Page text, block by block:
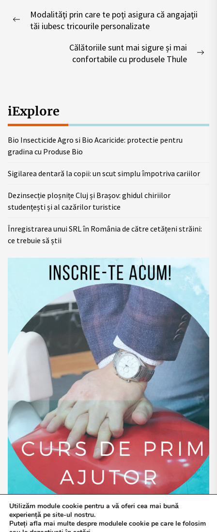
navigation
Previous
Modalităţi prin care te poţi asigura că angajaţii
tăi iubesc tricourile personalizate
Călătoriile sunt mai sigure și mai
confortabile cu produsele Thule
iExplore
Bio Insecticide Agro si Bio Acaricide: protectie pentru
gradina cu Produse Bio
Sigilarea dentară la copii: un scut simplu împotriva cariilor
Dezinsecție ploșnițe Cluj și Brașov: ghidul chiriilor
studențești și al cazărilor turistice
Înregistrarea unui SRL în România de către cetățeni străini:
ce trebuie să știi
Utilizăm module cookie pentru a vă oferi cea mai bună
experiență pe site-ul nostru.
Puteți afla mai multe despre modulele cookie pe care le folosim